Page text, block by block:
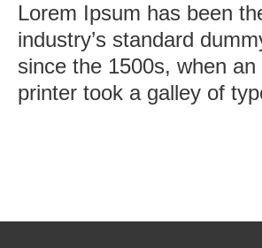
Lorem Ipsum has been
industry’s standard
since the 1500s, when an
printer took a galley of